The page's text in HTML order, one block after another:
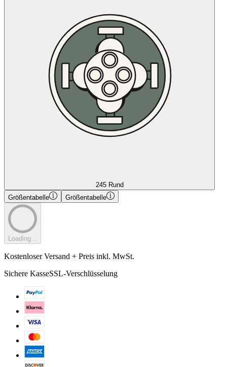
245 Rund
Größentabelle
Größentabelle
Loading...
Kostenloser Versand + Preis inkl. MwSt.
Sichere KasseSSL-Verschlüsselung